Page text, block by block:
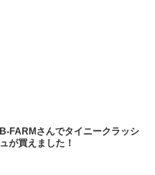
B-FARMさんでタイニークラッシ
ュが買えました！